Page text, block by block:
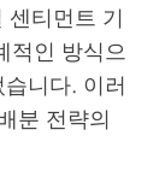
센티먼트 기
적인 방식으
니다. 이러
분 전략의